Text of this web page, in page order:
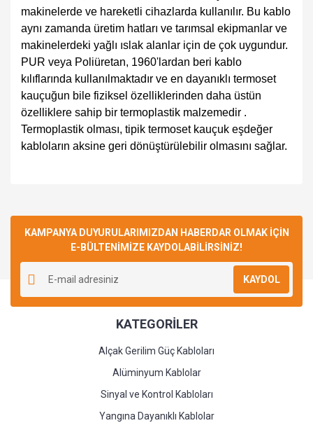
makinelerde ve hareketli cihazlarda kullanılır. Bu kablo
aynı zamanda üretim hatları ve tarımsal ekipmanlar ve
makinelerdeki yağlı ıslak alanlar için de çok uygundur.
PUR veya Poliüretan, 1960'lardan beri kablo
kılıflarında kullanılmaktadır ve en dayanıklı termoset
kauçuğun bile fiziksel özelliklerinden daha üstün
özelliklere sahip bir termoplastik malzemedir .
Termoplastik olması, tipik termoset kauçuk eşdeğer
kabloların aksine geri dönüştürülebilir olmasını sağlar.
KAMPANYA DUYURULARIMIZDAN HABERDAR OLMAK İÇİN
E-BÜLTENİMİZE KAYDOLABİLİRSİNİZ!
KAYDOL
KATEGORİLER
Alçak Gerilim Güç Kabloları
Alüminyum Kablolar
Sinyal ve Kontrol Kabloları
Yangına Dayanıklı Kablolar